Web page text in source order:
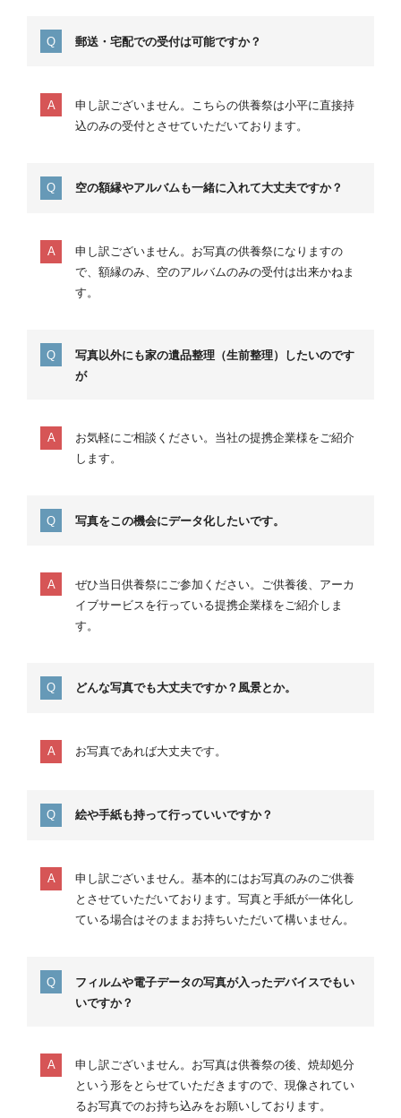
郵送・宅配での受付は可能ですか？
申し訳ございません。こちらの供養祭は小平に直接持
込のみの受付とさせていただいております。
空の額縁やアルバムも一緒に入れて大丈夫ですか？
申し訳ございません。お写真の供養祭になりますの
で、額縁のみ、空のアルバムのみの受付は出来かねま
す。
写真以外にも家の遺品整理（生前整理）したいのです
が
お気軽にご相談ください。当社の提携企業様をご紹介
します。
写真をこの機会にデータ化したいです。
ぜひ当日供養祭にご参加ください。ご供養後、アーカ
イブサービスを行っている提携企業様をご紹介しま
す。
どんな写真でも大丈夫ですか？風景とか。
お写真であれば大丈夫です。
絵や手紙も持って行っていいですか？
申し訳ございません。基本的にはお写真のみのご供養
とさせていただいております。写真と手紙が一体化し
ている場合はそのままお持ちいただいて構いません。
フィルムや電子データの写真が入ったデバイスでもい
いですか？
申し訳ございません。お写真は供養祭の後、焼却処分
という形をとらせていただきますので、現像されてい
るお写真でのお持ち込みをお願いしております。